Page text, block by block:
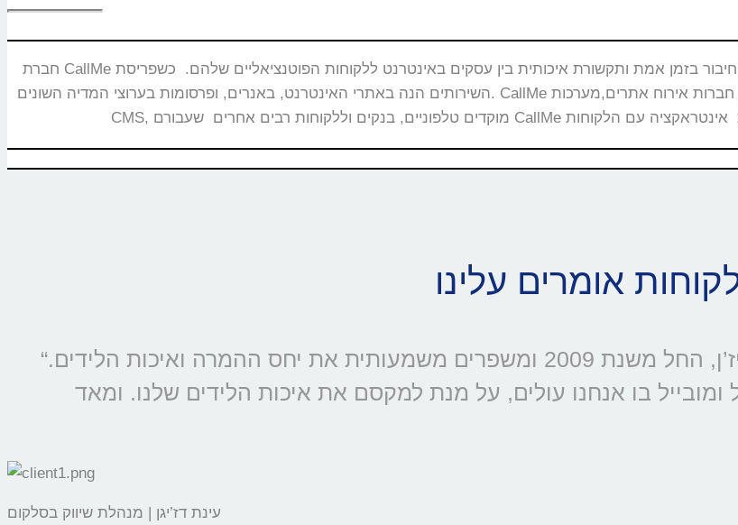
חברת CallMe נוסדה בשנת 2008 ומתמחה בפיתוח ושיווק מוצרים ייחודיים המאפשרים חיבור בזמן אמת ותקשורת איכותית בין עסקים באינטרנט ללקוחות הפוטנציאליים שלהם. כשפריסת
השירותים הנה באתרי האינטרנט, באנרים, ופרסומות בערוצי המדיה השונים. CallMe מעניקה אסטרטגיות לחברות תקשורת, משרדי פרסום, חברות אירוח אתרים,מערכות CRM, פלטפורמות
“מוצרי קולמי מוטמעים בכל קמפיין של סלקום ונטוויז’ן, החל משנת 2009 ומשפרים משמעותית את יחס ההמרה ואיכות הלידים.
ומובייל בו אנחנו עולים, על מנת למקסם את איכות הלידים שלנו. ומאד
עינת דז’יגן | מנהלת שיווק בסלקום